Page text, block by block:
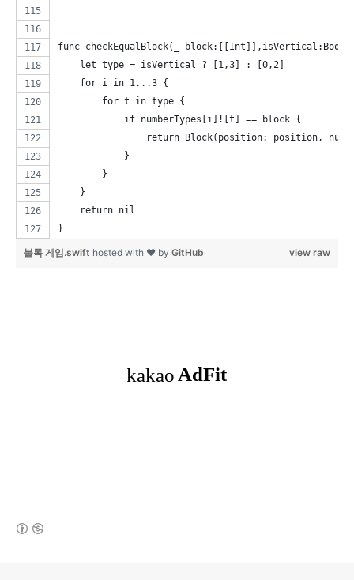
func checkEqualBlock(_
    let type = isVertical ? [1,3] : [0,2]
    for i in 1...3 {
        for t in type {
            if numberTypes[i]![t] == block {
return Block(position: position,
            }
        }
    }
    return nil
}
view raw
블록 게임.swift hosted with ❤ by GitHub